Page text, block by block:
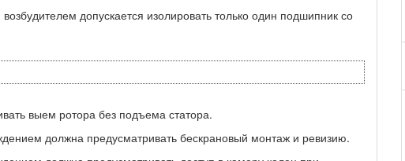
допускается изолировать только один подшипник со
выем ротора без подъема статора.
должна предусматривать бескрановый монтаж и ревизию.